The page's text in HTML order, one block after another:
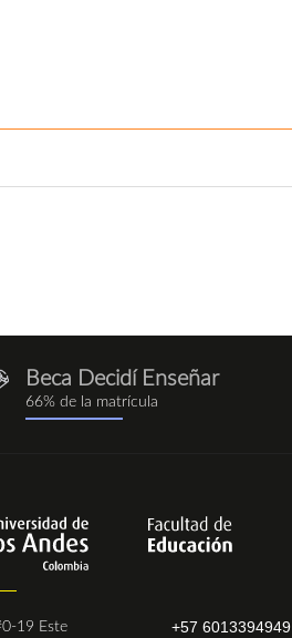
Beca Decidí Enseñar
66% de la matrícula
19 Este +57 6013394949